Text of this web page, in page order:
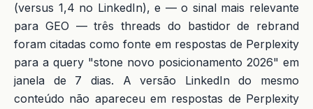
(versus 1,4 no LinkedIn), e — o sinal mais relevante
para GEO — três threads do bastidor de rebrand
foram citadas como fonte em respostas de Perplexity
para a query "stone novo posicionamento 2026" em
janela de 7 dias. A versão LinkedIn do mesmo
conteúdo não apareceu em respostas de Perplexity